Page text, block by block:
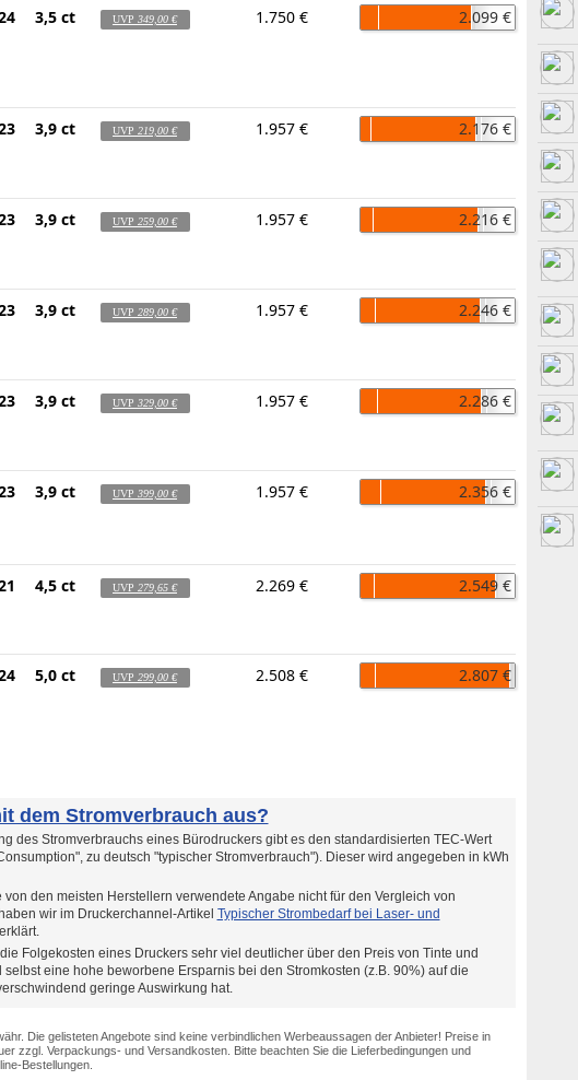
3,5 ct UVP 349,00 € 1.750 € 2.099 €
3,9 ct UVP 219,00 € 1.957 € 2.176 €
3,9 ct UVP 259,00 € 1.957 € 2.216 €
3,9 ct UVP 289,00 € 1.957 € 2.246 €
3,9 ct UVP 329,00 € 1.957 € 2.286 €
3,9 ct UVP 399,00 € 1.957 € 2.356 €
4,5 ct UVP 279,65 € 2.269 € 2.549 €
5,0 ct UVP 299,00 € 2.508 € 2.807 €
dem Stromverbrauch aus?
des Stromverbrauchs eines Bürodruckers gibt es den standardisierten TEC-Wert
zu deutsch "typischer Stromverbrauch"). Dieser wird angegeben in kWh
von den meisten Herstellern verwendete Angabe nicht für den Vergleich von
wir im Druckerchannel-Artikel Typischer Strombedarf bei Laser- und
Folgekosten eines Druckers sehr viel deutlicher über den Preis von Tinte und
selbst eine hohe beworbene Ersparnis bei den Stromkosten (z.B. 90%) auf die
geringe Auswirkung hat.
Die gelisteten Angebote sind keine verbindlichen Werbeaussagen der Anbieter! Preise in
zzgl. Verpackungs- und Versandkosten. Bitte beachten Sie die Lieferbedingungen und
Bestellungen.